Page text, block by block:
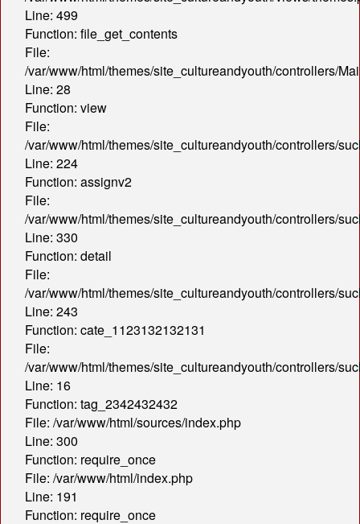
Line: 499
Function: file_get_contents
File:
/var/www/html/themes/site_cultureandyouth/controllers/
Line: 28
Function: view
File:
/var/www/html/themes/site_cultureandyouth/controllers/
Line: 224
Function: assignv2
File:
/var/www/html/themes/site_cultureandyouth/controllers/
Line: 330
Function: detail
File:
/var/www/html/themes/site_cultureandyouth/controllers/
Line: 243
Function: cate_1123132132131
File:
/var/www/html/themes/site_cultureandyouth/controllers/
Line: 16
Function: tag_2342432432
File: /var/www/html/sources/index.php
Line: 300
Function: require_once
File: /var/www/html/index.php
Line: 191
Function: require_once